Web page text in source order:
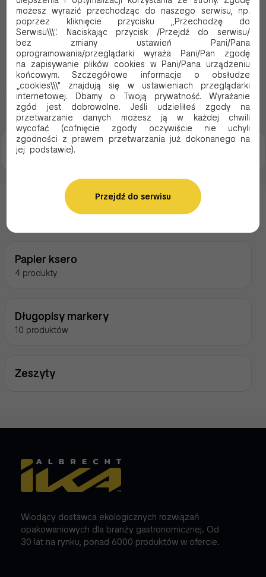
16.78 PLN Brutto
13.64 PLN Netto
0.03 Brutto / szt.
Dodaj do koszyka
Strona 1
Kategorie produktów
Papier ksero
4 produkty
Długopisy markery
10 produktów
Zeszyty
Wiodący dostawca ekologicznych rozwiązań
opakowaniowych dla branży gastronomicznej. Od
30 lat na rynku, ponad 6000 produktów w ofercie.
możesz wyrazić przechodząc do naszego serwisu, np.
poprzez kliknięcie przycisku „Przechodzę do
Serwisu\\\". Naciskając przycisk /Przejdź do serwisu/
bez zmiany ustawień Pani/Pana
oprogramowania/przeglądarki wyraża Pani/Pan zgodę
na zapisywanie plików cookies w Pani/Pana urządzeniu
końcowym. Szczegółowe informacje o obsłudze
„cookies\\\" znajdują się w ustawieniach przeglądarki
internetowej. Dbamy o Twoją prywatność. Wyrażanie
zgód jest dobrowolne. Jeśli udzieliłeś zgody na
przetwarzanie danych możesz ją w każdej chwili
wycofać (cofnięcie zgody oczywiście nie uchyli
zgodności z prawem przetwarzania już dokonanego na
jej podstawie).
Przejdź do serwisu